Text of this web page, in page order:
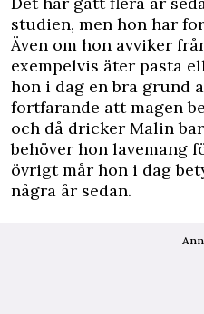
studien, men hon har
Även om hon avviker
exempelvis äter pasta
hon i dag en bra grund
fortfarande att magen
och då dricker Malin
behöver hon lavemang
övrigt mår hon i dag
några år sedan.